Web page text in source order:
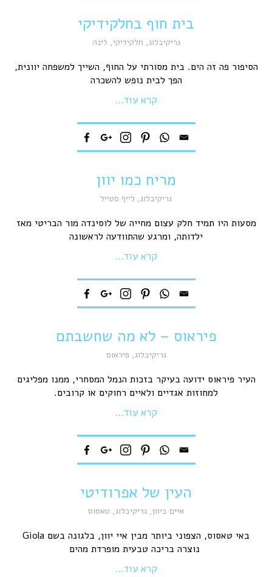
בית חוף בחלקידיקי
גריקיבלוג, חלקידיקי, לינה
הסיפור פה זה הים. בית מסורתי על החוף, השייך למשפחה יוונית,
הפך לבית נופש להשכרה
קרא עוד...
מריח כמו יוון
גריקיבלוג, לייף סטייל
מסעות היו תמיד חלק עצום מחייה של לוסינדה מור הבריטי מאז
ילדותה, ומרגע שהתוודעה לראשונה
קרא עוד...
פיראוס – לא מה שחשבתם
גריקיבלוג, פיראוס
העיר פיראוס ידועה בעיקר בזכות הנמל המסחרי, ממנו מפליגים
למחוזות אגדיים ולאיים רחוקים או קרובים.
קרא עוד...
העין של אפרודיטי
איים ביוון, גריקיבלוג, טאסוס
באי טאסוס, הצפוני ביותר מבין איי יוון, בלגונה בשם Giola
נוצרה בריכה טבעית מופרדת מהים
קרא עוד...